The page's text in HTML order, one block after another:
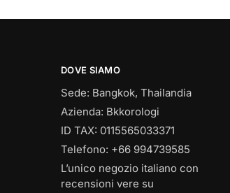
DOVE SIAMO
Sede: Bangkok, Thailandia
Azienda: Bkkorologi
ID TAX: 0115565033371
Telefono: +66 994739585
L’unico negozio italiano con
recensioni vere su